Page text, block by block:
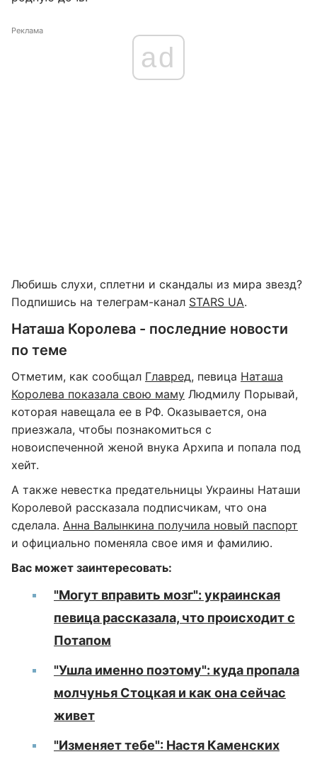
Реклама
ad
Любишь слухи, сплетни и скандалы из мира звезд?
Подпишись на телеграм-канал STARS UA.
Наташа Королева - последние новости
по теме
Отметим, как сообщал Главред, певица Наташа
Королева показала свою маму Людмилу Порывай,
которая навещала ее в РФ. Оказывается, она
приезжала, чтобы познакомиться с
новоиспеченной женой внука Архипа и попала под
хейт.
А также невестка предательницы Украины Наташи
Королевой рассказала подписчикам, что она
сделала. Анна Валынкина получила новый паспорт
и официально поменяла свое имя и фамилию.
Вас может заинтересовать:
"Могут вправить мозг": украинская
певица рассказала, что происходит с
Потапом
"Ушла именно поэтому": куда пропала
молчунья Стоцкая и как она сейчас
живет
"Изменяет тебе": Настя Каменских